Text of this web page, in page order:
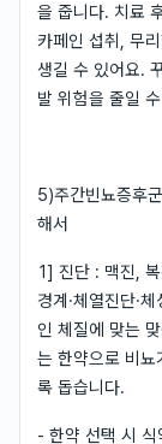
을 줍니다. 치료
카페인 섭취, 무
생길 수 있어요.
발 위험을 줄일
5)주간빈뇨증후
해서
1] 진단 : 맥진,
경계·체열진단·
인 체질에 맞는
는 한약으로 비
록 돕습니다.
- 한약 선택 시